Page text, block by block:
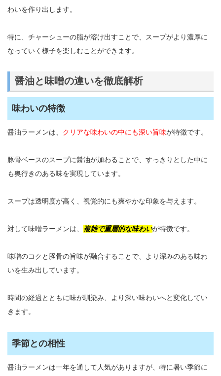
わいを作り出します。
特に、チャーシューの脂が溶け出すことで、スープがより濃厚に
なっていく様子を楽しむことができます。
醤油と味噌の違いを徹底解析
味わいの特徴
醤油ラーメンは、 クリアな味わいの中にも深い旨味が特徴です。
豚骨ベースのスープに醤油が加わることで、すっきりとした中に
も奥行きのある味を実現しています。
スープは透明度が高く、視覚的にも爽やかな印象を与えます。
対して味噌ラーメンは、 複雑で重層的な味わいが特徴です。
味噌のコクと豚骨の旨味が融合することで、より深みのある味わ
いを生み出しています。
時間の経過とともに味が馴染み、より深い味わいへと変化してい
きます。
季節との相性
醤油ラーメンは一年を通して人気がありますが、特に暑い季節に